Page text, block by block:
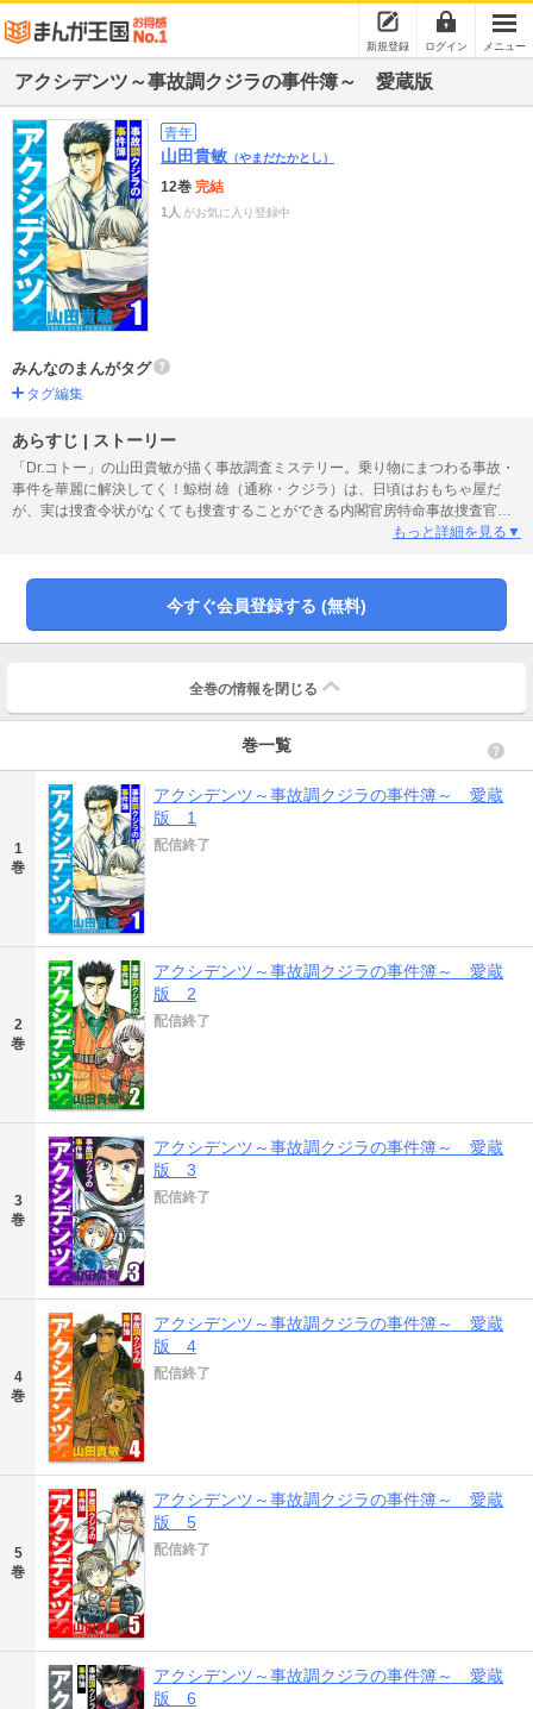
新規登録 ログイン メニュー
アクシデンツ～事故調クジラの事件簿～ 愛蔵版
青年
山田貴敏 （やまだたかとし）
12巻 完結
1人 がお気に入り登録中
みんなのまんがタグ
タグ編集
あらすじ | ストーリー
「Dr.コトー」の山田貴敏が描く事故調査ミステリー。乗り物にまつわる事故・
事件を華麗に解決してく！鯨樹 雄（通称・クジラ）は、日頃はおもちゃ屋だ
が、実は捜査令状がなくても捜査することができる内閣官房特命事故捜査官で
あった。彼はわずかな遺留物から事故の真実を暴くプロフェッショナルだっ
社の山辺健一が環境保護団体から脅迫を受けていたことで、この環境保護団体
が犯人では？と思われていた。そして、その過激組織の関係者にこの機体の整
は…!? ＜目次＞●第1巻CASE.1「テディベアは見ていた（1）」CASE.2「テデ
事（2）」CASE.5「見えない火事（3）」CASE.6「燃えた花嫁（1）」
CASE.7「燃えた花嫁（2）」コミックス特別付録「私のアクシデンツ」コミッ
クス特別付録「私のアクシデンツ」執筆：赤星たみこ初出：週刊少年サンデー
（小学館）1996年5・6合併号～12号
もっと詳細を見る▼
今すぐ会員登録する (無料)
全巻の情報を 閉じる
巻一覧
1
巻
アクシデンツ～事故調クジラの事件簿～ 愛蔵
版 1
配信終了
2
巻
アクシデンツ～事故調クジラの事件簿～ 愛蔵
版 2
配信終了
3
巻
アクシデンツ～事故調クジラの事件簿～ 愛蔵
版 3
配信終了
4
巻
アクシデンツ～事故調クジラの事件簿～ 愛蔵
版 4
配信終了
5
巻
アクシデンツ～事故調クジラの事件簿～ 愛蔵
版 5
配信終了
アクシデンツ～事故調クジラの事件簿～ 愛蔵
版 6